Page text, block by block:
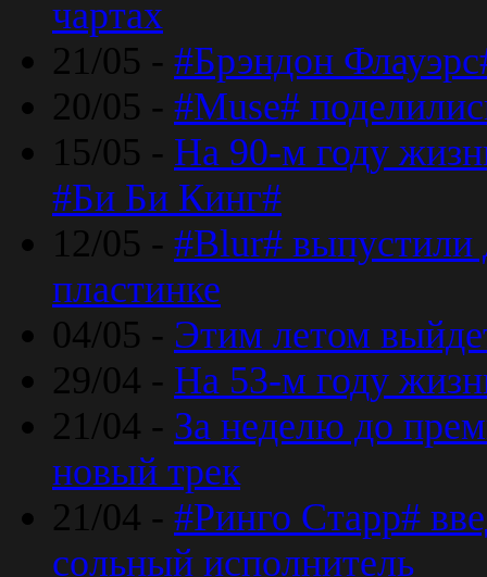
чартах
21/05 - #Брэндон
20/05 - #Muse#
15/05 - На 90-м году
#Би Би Кинг#
12/05 - #Blur# выпустили
пластинке
04/05 - Этим летом
29/04 - На 53-м году
21/04 - За неделю до
новый трек
21/04 - #Ринго Старр#
сольный исполнитель